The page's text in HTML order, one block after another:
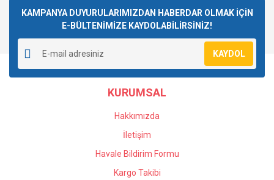
KAMPANYA DUYURULARIMIZDAN HABERDAR OLMAK İÇİN
E-BÜLTENİMİZE KAYDOLABİLİRSİNİZ!
KAYDOL
KURUMSAL
Hakkımızda
İletişim
Havale Bildirim Formu
Kargo Takibi